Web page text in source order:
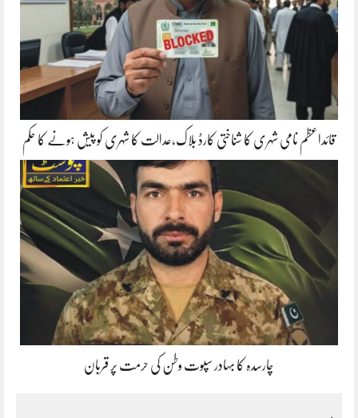
قائداعظم نامی شہری کا شناختی کارڈ بلاک،عدالت کا شہری کو پیش ہونے کا حکم
چارسدہ کا بہادر سپوت وطن کی حرمت پر قربان